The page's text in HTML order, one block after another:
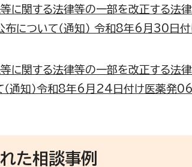
に関する法律等の一部を改正する法
について（通知） 令和8年6月30日
に関する法律等の一部を改正する法
（通知）令和8年6月24日付け医薬発
た相談事例